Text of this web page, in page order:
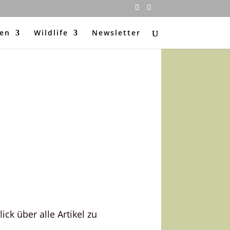
Wildlife Newsletter
über alle Artikel zu